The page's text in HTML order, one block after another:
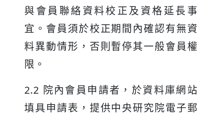
與會員聯絡資料校正及資格延長事
宜。會員須於校正期間內確認有無資
料異動情形，否則暫停其一般會員權
限。
2.2 院內會員申請者，於資料庫網站
填具申請表，提供中央研究院電子郵